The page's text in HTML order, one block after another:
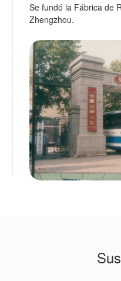
Se fundó la Fábrica de
Zhengzhou.